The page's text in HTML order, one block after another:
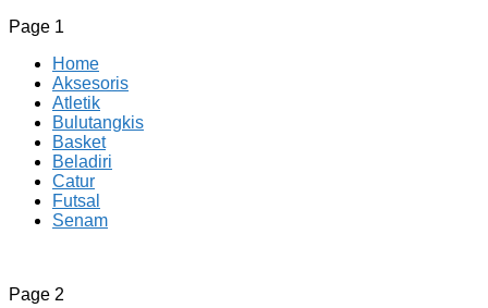
Page 1
Home
Aksesoris
Atletik
Bulutangkis
Basket
Beladiri
Catur
Futsal
Senam
CV JAYA BERSAMA Co Id
Menyediakan Semua Perlengkapan Olahraga Yang
Page 2